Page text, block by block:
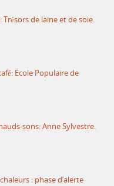
de laine et de soie.
Ecole Populaire de
sons: Anne Sylvestre.
: phase d’alerte